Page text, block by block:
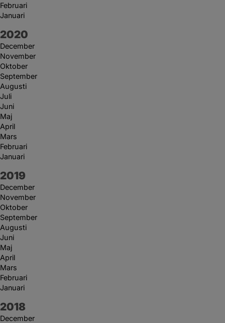
Februari
Januari
År:
2020
December
November
Oktober
September
Augusti
Juli
Juni
Maj
April
Mars
Februari
Januari
År:
2019
December
November
Oktober
September
Augusti
Juni
Maj
April
Mars
Februari
Januari
År:
2018
December